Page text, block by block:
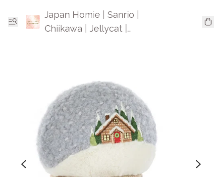
Japan Homie | Sanrio |
Chiikawa | Jellycat |